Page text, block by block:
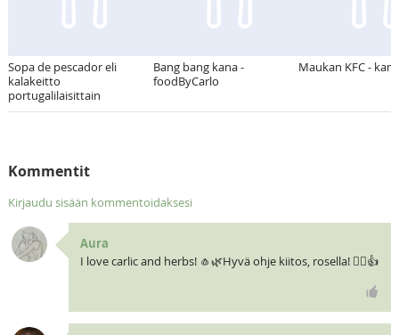
Sopa de pescador eli
kalakeitto
portugalilaisittain
Bang bang kana -
foodByCarlo
Maukan KFC - kana
Kommentit
Kirjaudu sisään kommentoidaksesi
Aura
I love carlic and herbs! 🧄🌿Hyvä ohje kiitos, rosella! 🧝‍♀️👍